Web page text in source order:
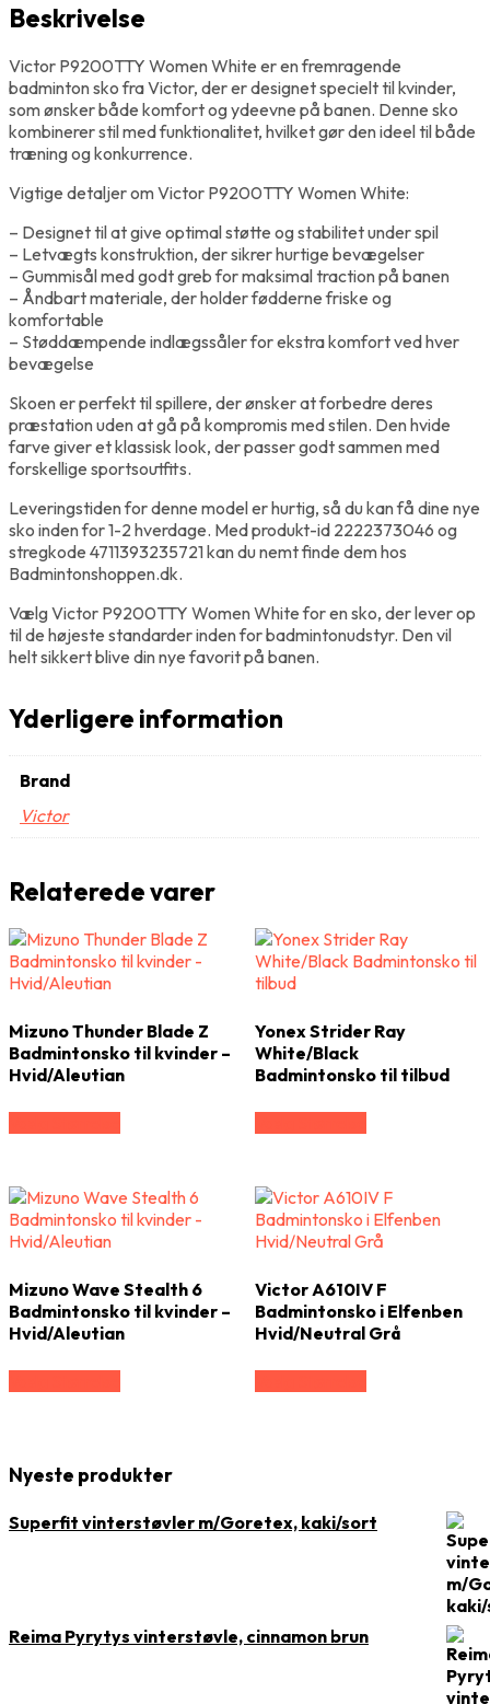
Beskrivelse
Victor P9200TTY Women White er en fremragende
badminton sko fra Victor, der er designet specielt til kvinder,
som ønsker både komfort og ydeevne på banen. Denne sko
kombinerer stil med funktionalitet, hvilket gør den ideel til både
træning og konkurrence.
Vigtige detaljer om Victor P9200TTY Women White:
– Designet til at give optimal støtte og stabilitet under spil
– Letvægts konstruktion, der sikrer hurtige bevægelser
– Gummisål med godt greb for maksimal traction på banen
– Åndbart materiale, der holder fødderne friske og
komfortable
– Støddæmpende indlægssåler for ekstra komfort ved hver
bevægelse
Skoen er perfekt til spillere, der ønsker at forbedre deres
præstation uden at gå på kompromis med stilen. Den hvide
farve giver et klassisk look, der passer godt sammen med
forskellige sportsoutfits.
Leveringstiden for denne model er hurtig, så du kan få dine nye
sko inden for 1-2 hverdage. Med produkt-id 2222373046 og
stregkode 4711393235721 kan du nemt finde dem hos
Badmintonshoppen.dk.
Vælg Victor P9200TTY Women White for en sko, der lever op
til de højeste standarder inden for badmintonudstyr. Den vil
helt sikkert blive din nye favorit på banen.
Yderligere information
Brand
Victor
Relaterede varer
Mizuno Thunder Blade Z
Badmintonsko til kvinder –
Hvid/Aleutian
Yonex Strider Ray
White/Black
Badmintonsko til tilbud
Mizuno Wave Stealth 6
Badmintonsko til kvinder –
Hvid/Aleutian
Victor A610IV F
Badmintonsko i Elfenben
Hvid/Neutral Grå
Nyeste produkter
Superfit vinterstøvler m/Goretex, kaki/sort
Reima Pyrytys vinterstøvle, cinnamon brun